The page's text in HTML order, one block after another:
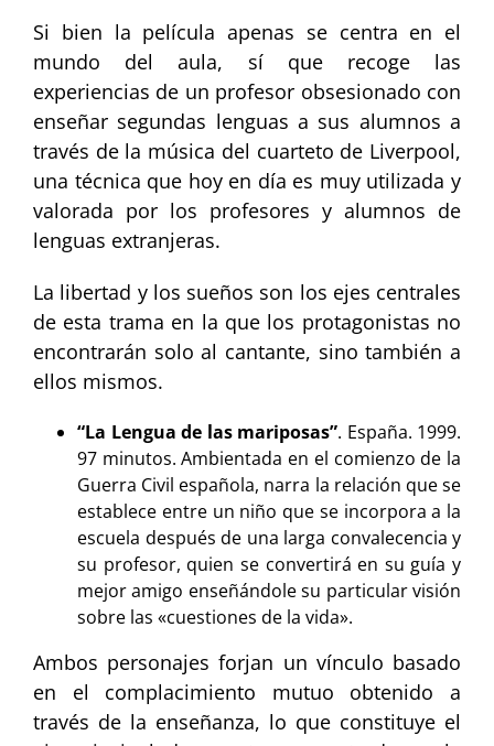
Si bien la película apenas se centra en el
mundo del aula, sí que recoge las
experiencias de un profesor obsesionado con
enseñar segundas lenguas a sus alumnos a
través de la música del cuarteto de Liverpool,
una técnica que hoy en día es muy utilizada y
valorada por los profesores y alumnos de
lenguas extranjeras.
La libertad y los sueños son los ejes centrales
de esta trama en la que los protagonistas no
encontrarán solo al cantante, sino también a
ellos mismos.
“La Lengua de las mariposas”. España. 1999.
97 minutos. Ambientada en el comienzo de la
Guerra Civil española, narra la relación que se
establece entre un niño que se incorpora a la
escuela después de una larga convalecencia y
su profesor, quien se convertirá en su guía y
mejor amigo enseñándole su particular visión
sobre las «cuestiones de la vida».
Ambos personajes forjan un vínculo basado
en el complacimiento mutuo obtenido a
través de la enseñanza, lo que constituye el